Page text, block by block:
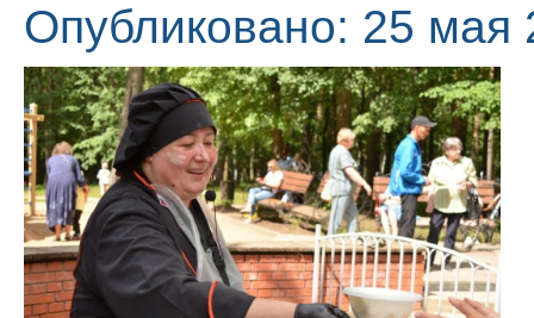
Опубликовано: 25 мая